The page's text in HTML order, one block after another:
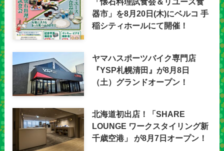
器市」を8月20日(木)にベルコ 手
稲シティホールにて開催！
ヤマハスポーツバイク専門店
『YSP札幌清田』が8月8日
（土）グランドオープン！
北海道初出店！「SHARE
LOUNGE ワークスタイリング新
千歳空港」 が8月7日オープン！